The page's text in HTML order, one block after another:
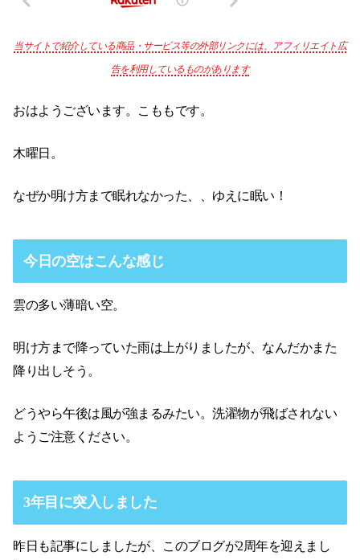
当サイトで紹介している商品・サービス等の外部リンクには、アフィリエイト広
告を利用しているものがあります
おはようございます。こももです。
木曜日。
なぜか明け方まで眠れなかった、、ゆえに眠い！
今日の空はこんな感じ
雲の多い薄暗い空。
明け方まで降っていた雨は上がりましたが、なんだかまた
降り出しそう。
どうやら午後は風が強まるみたい。洗濯物が飛ばされない
ようご注意ください。
3年目に突入しました
昨日も記事にしましたが、このブログが2周年を迎えまし